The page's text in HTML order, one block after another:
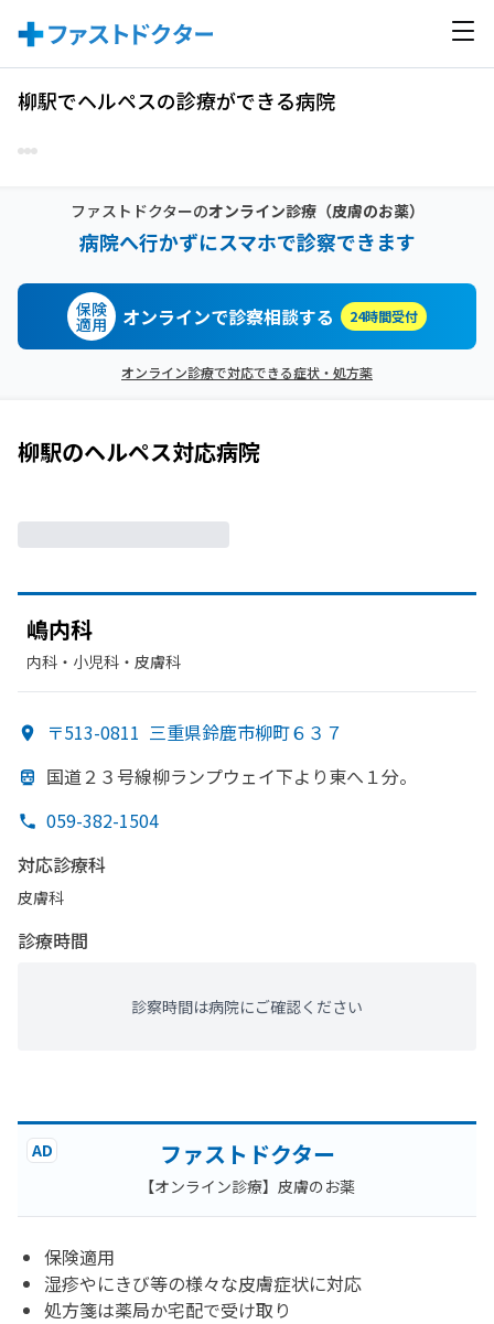
柳駅でヘルペスの診療ができる病院
ファストドクターのオンライン診療（皮膚のお薬）
病院へ行かずにスマホで診察できます
保険
適用 オンラインで診察相談する 24時間受付
オンライン診療で対応できる症状・処方薬
柳駅のヘルペス対応病院
嶋内科
内科・​小児科・​皮膚科
〒513-0811 三重県鈴鹿市柳町６３７
国道２３号線柳ランプウェイ下より東へ １分。
059-382-1504
対応診療科
皮膚科
診療時間
診察時間は病院にご確認ください
AD ファストドクター
【オンライン診療】皮膚のお薬
保険適用
湿疹やにきび等の様々な皮膚症状に対応
処方箋は薬局か宅配で受け取り